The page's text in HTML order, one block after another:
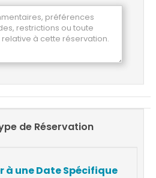
de Réservation
à une Date Spécifique